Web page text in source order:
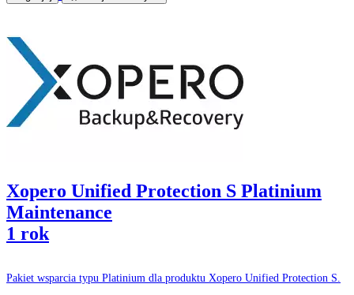
Xopero Unified Protection S Platinium
Maintenance
1 rok
Pakiet wsparcia typu Platinium dla produktu Xopero Unified Protection S.